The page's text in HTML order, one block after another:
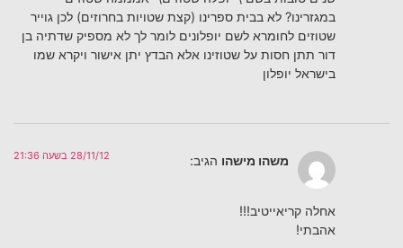
במגזרינו? לא בבית ספרינו (קצת שטויות בחרוזים) לכן גוייר
שטוזים לחומרא לשם יופלונים לומר לך לא מספיק שדתיה בן
דור תתן חסות על שטוזינו אלא הבדץ יתן אישור ויקרא שמו
בישראל יופלון
משהו מישהו הגיב: 28/11/12 בשעה 21:36
אחלה קריאייטיב!!!
אהבתי!